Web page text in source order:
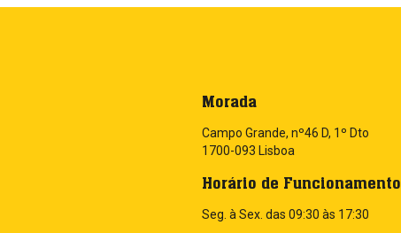
Morada
Campo Grande, nº46 D, 1º Dto
1700-093 Lisboa
Horário de Funcionamento
Seg. à Sex. das 09:30 às 17:30